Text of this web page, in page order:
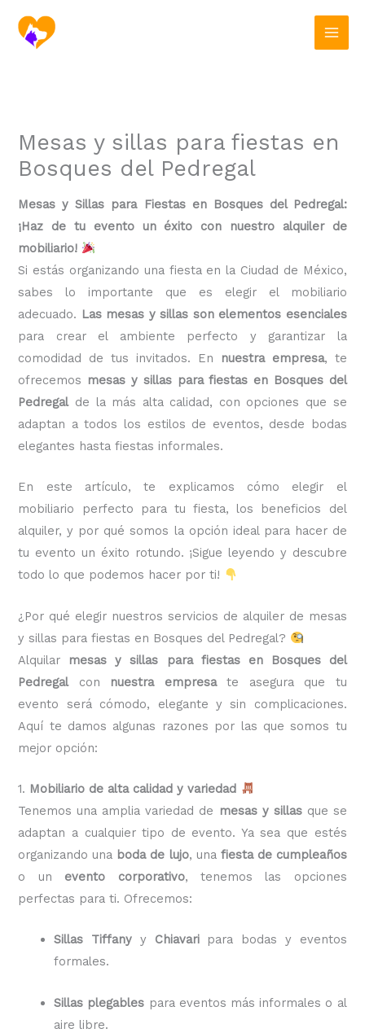
contenido
Mesas y sillas para fiestas en
Bosques del Pedregal
Mesas y Sillas para Fiestas en Bosques del Pedregal:
¡Haz de tu evento un éxito con nuestro alquiler de
mobiliario!
Si estás organizando una fiesta en la Ciudad de México,
sabes lo importante que es elegir el mobiliario
adecuado. Las mesas y sillas son elementos esenciales
para crear el ambiente perfecto y garantizar la
comodidad de tus invitados. En
nuestra empresa, te
ofrecemos mesas y sillas para fiestas en Bosques del
Pedregalde la más alta calidad, con opciones que se
adaptan a todos los estilos de eventos, desde bodas
elegantes hasta fiestas informales.
En este artículo, te explicamos cómo elegir el
mobiliario perfecto para tu fiesta, los beneficios del
alquiler, y por qué somos la opción ideal para hacer de
tu evento un éxito rotundo. ¡Sigue leyendo y descubre
todo lo que podemos hacer por ti!
¿Por qué elegir nuestros servicios de alquiler de mesas
y sillas para fiestas en Bosques del Pedregal?
Alquilar mesas y sillas para fiestas en Bosques del
Pedregalcon nuestra empresate asegura que tu
evento será cómodo, elegante y sin complicaciones.
Aquí te damos algunas razones por las que somos tu
mejor opción:
1. Mobiliario de alta calidad y variedad
Tenemos una amplia variedad de mesas y sillasque se
adaptan a cualquier tipo de evento. Ya sea que estés
organizando una boda de lujo, una fiesta de cumpleaños
o un evento corporativo, tenemos las opciones
perfectas para ti. Ofrecemos:
Sillas Tiffanyy Chiavaripara bodas y eventos
formales.
Sillas plegables para eventos más informales o al
aire libre.